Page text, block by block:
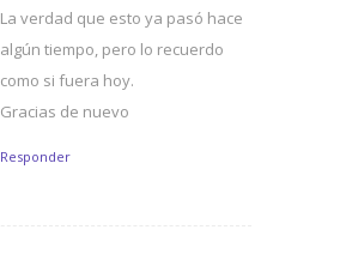
La verdad que esto ya pasó hace
algún tiempo, pero lo recuerdo
como si fuera hoy.
Gracias de nuevo
Responder